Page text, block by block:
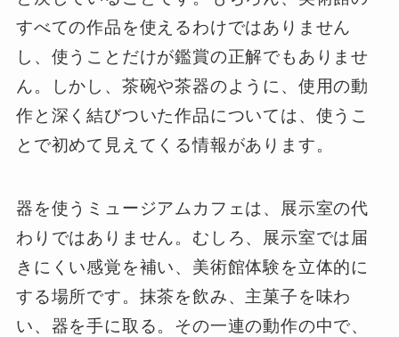
すべての作品を使えるわけではありません
し、使うことだけが鑑賞の正解でもありませ
ん。しかし、茶碗や茶器のように、使用の動
作と深く結びついた作品については、使うこ
とで初めて見えてくる情報があります。
器を使うミュージアムカフェは、展示室の代
わりではありません。むしろ、展示室では届
きにくい感覚を補い、美術館体験を立体的に
する場所です。抹茶を飲み、主菓子を味わ
い、器を手に取る。その一連の動作の中で、